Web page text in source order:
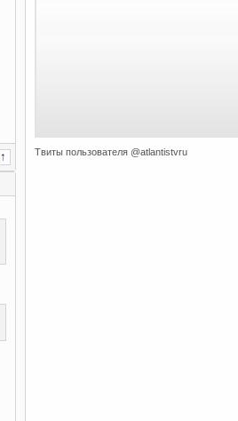
Твиты пользователя @atlantistvru